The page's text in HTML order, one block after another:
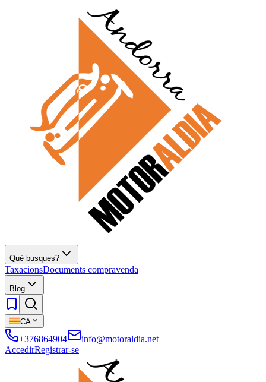
Què busques?
TaxacionsDocuments compravenda
Blog
CA
+376864904
info@motoraldia.net
AccedirRegistrar-se